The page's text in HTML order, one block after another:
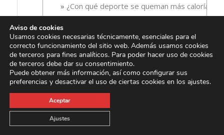
¿Con qué deporte se queman más calorías?
¿Consumir un zumo supone tomar menos
frutas y verduras?
¿Cuáles son las bebidas saludables?
¿Cuáles son las causas más frecuentes del
estrés?
¿Cumples con las 5 piezas de fruta y
verdura al día?
¿Defensas bajas? Descubre cómo
fortalecer tu sistema inmunológico
Aviso de cookies
Usamos cookies necesarias técnicamente, esenciales para el
correcto funcionamiento del sitio web. Además usamos cookies
de terceros para fines analíticos. Para poder hacer uso de cookies
de terceros debe dar su consentimiento.
Puede obtener más información, así como configurar sus
preferencias y desactivar el uso de ciertas cookies en los ajustes.
Aceptar
Ajustes